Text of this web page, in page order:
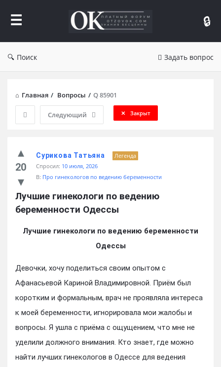
Отзывы
Поиск Задать вопрос
Главная / Вопросы / Q 85901
Следующий Закрыт
20
Сурикова Татьяна
Легенда
Спросил: 10 июля, 2026
В: Про гинекологов по ведению беременности
Лучшие гинекологи по ведению
беременности Одессы
Лучшие гинекологи по ведению беременности
Одессы
Девочки, хочу поделиться своим опытом с
Афанасьевой Кариной Владимировной. Приём был
коротким и формальным, врач не проявляла интереса
к моей беременности, игнорировала мои жалобы и
вопросы. Я ушла с приёма с ощущением, что мне не
уделили должного внимания. Кто знает, где можно
найти лучших гинекологов в Одессе для ведения